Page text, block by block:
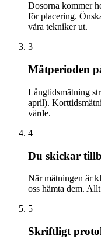
Dosorna kommer
för placering.
våra tekniker ut.
3
Mätperioden
Långtidsmätning
april).
värde.
4
Du skickar
När mätningen är
oss hämta dem.
5
Skriftligt